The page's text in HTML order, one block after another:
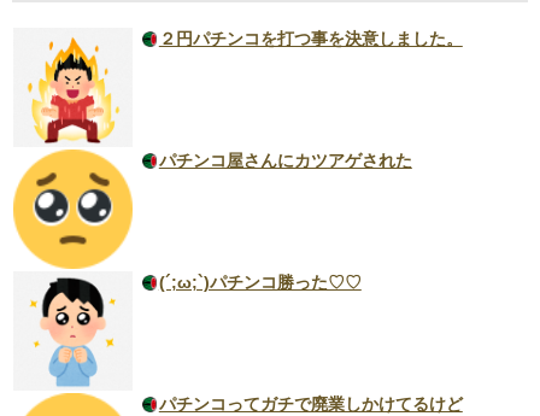
２円パチンコを打つ事を決意しました。
パチンコ屋さんにカツアゲされた
(´;ω;`)パチンコ勝った♡♡
パチンコってガチで廃業しかけてるけど